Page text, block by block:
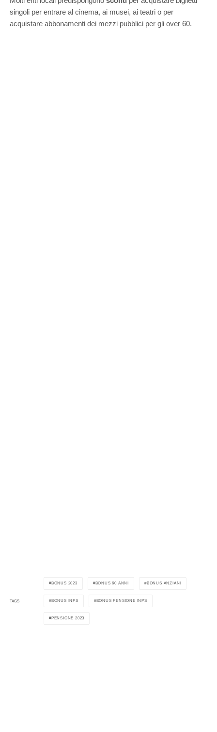
singoli per entrare al cinema, ai musei, ai teatri o per
acquistare abbonamenti dei mezzi pubblici per gli over 60.
TAGS
BONUS 2023 BONUS 60 ANNI BONUS ANZIANI
BONUS INPS BONUS PENSIONE INPS
PENSIONE 2023